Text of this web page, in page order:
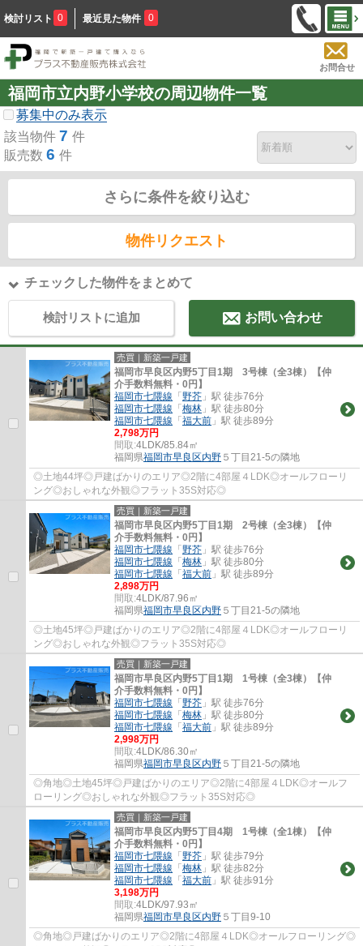
検討リスト 0 最近見た物件 0
お問合せ
福岡市立内野小学校の周辺物件一覧
募集中のみ表示
該当物件 7 件
販売数 6 件
さらに条件を絞り込む
物件リクエスト
チェックした物件をまとめて
検討リストに追加 お問い合わせ
売買｜新築一戸建
福岡市早良区内野5丁目1期 3号棟（全3棟）【仲
介手数料無料・0円】
福岡市七隈線 「 野芥 」駅 徒歩76分
福岡市七隈線 「 梅林 」駅 徒歩80分
福岡市七隈線 「 福大前 」駅 徒歩89分
2,798万円
間取:4LDK/85.84㎡
福岡県福岡市早良区内野 ５丁目21-5の隣地
◎土地44坪◎戸建ばかりのエリア◎2階に4部屋４LDK◎オールフローリ
ング◎おしゃれな外観◎フラット35S対応◎
売買｜新築一戸建
福岡市早良区内野5丁目1期 2号棟（全3棟）【仲
介手数料無料・0円】
福岡市七隈線 「 野芥 」駅 徒歩76分
福岡市七隈線 「 梅林 」駅 徒歩80分
福岡市七隈線 「 福大前 」駅 徒歩89分
2,898万円
間取:4LDK/87.96㎡
福岡県福岡市早良区内野 ５丁目21-5の隣地
◎土地45坪◎戸建ばかりのエリア◎2階に4部屋４LDK◎オールフローリ
ング◎おしゃれな外観◎フラット35S対応◎
売買｜新築一戸建
福岡市早良区内野5丁目1期 1号棟（全3棟）【仲
介手数料無料・0円】
福岡市七隈線 「 野芥 」駅 徒歩76分
福岡市七隈線 「 梅林 」駅 徒歩80分
福岡市七隈線 「 福大前 」駅 徒歩89分
2,998万円
間取:4LDK/86.30㎡
福岡県福岡市早良区内野 ５丁目21-5の隣地
◎角地◎土地45坪◎戸建ばかりのエリア◎2階に4部屋４LDK◎オールフ
ローリング◎おしゃれな外観◎フラット35S対応◎
売買｜新築一戸建
福岡市早良区内野5丁目4期 1号棟（全1棟）【仲
介手数料無料・0円】
福岡市七隈線 「 野芥 」駅 徒歩79分
福岡市七隈線 「 梅林 」駅 徒歩82分
福岡市七隈線 「 福大前 」駅 徒歩91分
3,198万円
間取:4LDK/97.93㎡
福岡県福岡市早良区内野 ５丁目9-10
◎角地◎戸建ばかりのエリア◎2階に4部屋４LDK◎オールフローリング◎